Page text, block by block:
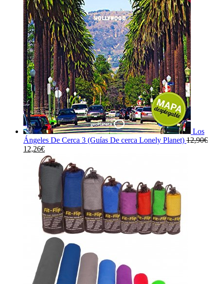
Los
Ángeles De Cerca 3 (Guías De cerca Lonely Planet) 12,90€
El
original
12,90€.
12,26€El
precio
actual
es:
12,26€.